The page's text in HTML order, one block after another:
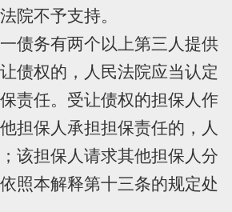
院不予支持。
务有两个以上第三人提供
债权的，人民法院应当认定
责任。受让债权的担保人作
担保人承担担保责任的，人
该担保人请求其他担保人分
照本解释第十三条的规定处